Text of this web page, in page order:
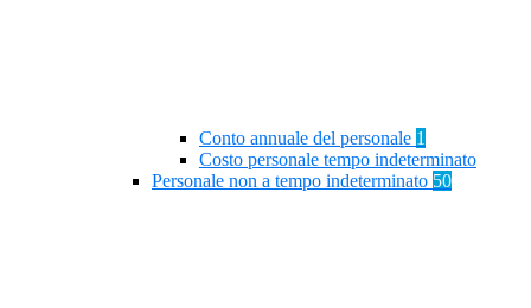
Conto annuale del personale 1
Costo personale tempo indeterminato
Personale non a tempo indeterminato 50